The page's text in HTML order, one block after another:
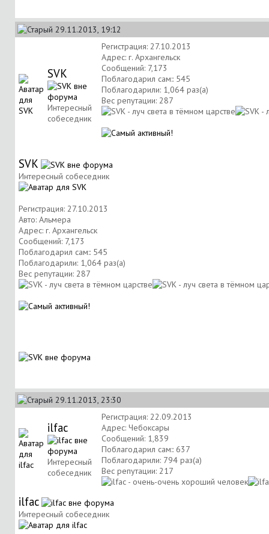
29.11.2013, 19:12
SVK
Интересный
собеседник
Регистрация: 27.10.2013
Адрес: г. Архангельск
Сообщений: 7,173
Поблагодарил сам:: 545
Поблагодарили: 1,064 раз(а)
Вес репутации: 287
SVK
Интересный собеседник
Регистрация: 27.10.2013
Авто: Альмера
Адрес: г. Архангельск
Сообщений: 7,173
Поблагодарил сам:: 545
Поблагодарили: 1,064 раз(а)
Вес репутации: 287
29.11.2013, 23:30
ilfac
Интересный
собеседник
Регистрация: 22.09.2013
Адрес: Чебоксары
Сообщений: 1,839
Поблагодарил сам:: 637
Поблагодарили: 794 раз(а)
Вес репутации: 217
ilfac
Интересный собеседник